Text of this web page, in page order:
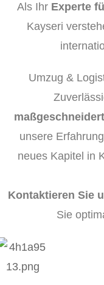
Als Ihr Experte
Kayseri
Umzug &
unsere
neues Kapitel in
Kontaktieren Sie
Sie